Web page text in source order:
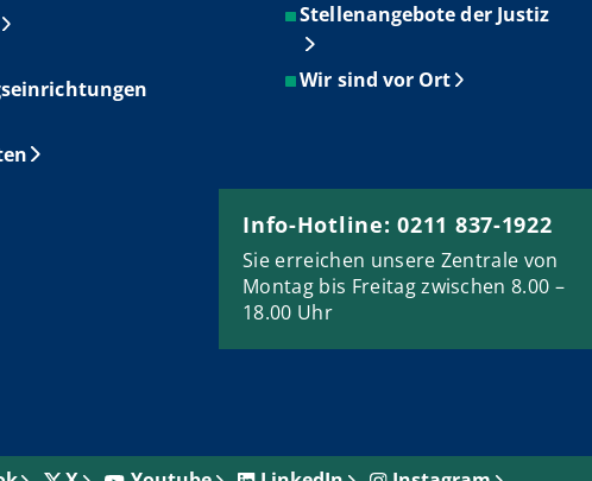
Stellenangebote der Justiz
Wir sind vor Ort
Info-Hotline: 0211 837-1922
Sie erreichen unsere Zentrale von
Montag bis Freitag zwischen 8.00 –
18.00 Uhr